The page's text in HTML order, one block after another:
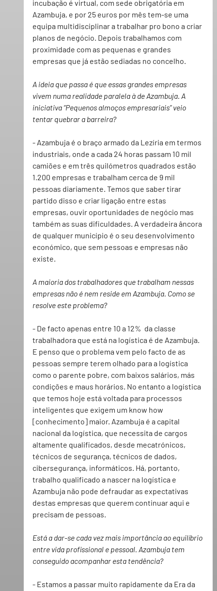
incubação é virtual, com sede obrigatória em
Azambuja, e por 25 euros por mês tem-se uma
equipa multidisciplinar a trabalhar pro bono a criar
planos de negócio. Depois trabalhamos com
proximidade com as pequenas e grandes
empresas que já estão sediadas no concelho.
A ideia que passa é que essas grandes empresas
vivem numa realidade paralela à de Azambuja. A
iniciativa “Pequenos almoços empresariais” veio
tentar quebrar a barreira?
- Azambuja é o braço armado da Lezíria em termos
industriais, onde a cada 24 horas passam 10 mil
camiões e em três quilómetros quadrados estão
1.200 empresas e trabalham cerca de 9 mil
pessoas diariamente. Temos que saber tirar
partido disso e criar ligação entre estas
empresas, ouvir oportunidades de negócio mas
também as suas dificuldades. A verdadeira âncora
de qualquer município é o seu desenvolvimento
económico, que sem pessoas e empresas não
existe.
A maioria dos trabalhadores que trabalham nessas
empresas não é nem reside em Azambuja. Como se
resolve este problema?
- De facto apenas entre 10 a 12%  da classe
trabalhadora que está na logística é de Azambuja.
E penso que o problema vem pelo facto de as
pessoas sempre terem olhado para a logística
como o parente pobre, com baixos salários, más
condições e maus horários. No entanto a logística
que temos hoje está voltada para processos
inteligentes que exigem um know how
[conhecimento] maior. Azambuja é a capital
nacional da logística, que necessita de cargos
altamente qualificados, desde mecatrónicos,
técnicos de segurança, técnicos de dados,
cibersegurança, informáticos. Há, portanto,
trabalho qualificado a nascer na logística e
Azambuja não pode defraudar as expectativas
destas empresas que querem continuar aqui e
precisam de pessoas.
Está a dar-se cada vez mais importância ao equilíbrio
entre vida profissional e pessoal. Azambuja tem
conseguido acompanhar esta tendência?
- Estamos a passar muito rapidamente da Era da